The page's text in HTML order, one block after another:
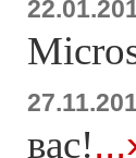
вас!